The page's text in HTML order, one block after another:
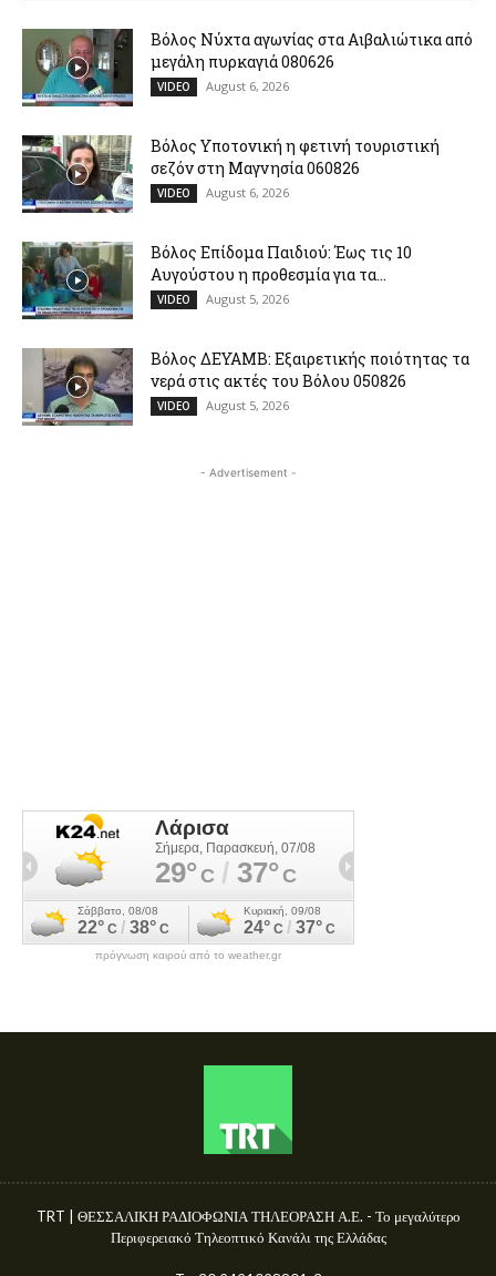
Βόλος Νύχτα αγωνίας στα Αιβαλιώτικα από
μεγάλη πυρκαγιά 080626
VIDEO August 6, 2026
Βόλος Υποτονική η φετινή τουριστική
σεζόν στη Μαγνησία 060826
VIDEO August 6, 2026
Βόλος Επίδομα Παιδιού: Έως τις 10
Αυγούστου η προθεσμία για τα...
VIDEO August 5, 2026
Βόλος ΔΕΥΑΜΒ: Εξαιρετικής ποιότητας τα
νερά στις ακτές του Βόλου 050826
VIDEO August 5, 2026
- Advertisement -
πρόγνωση καιρού από το weather.gr
TRT | ΘΕΣΣΑΛΙΚΗ ΡΑΔΙΟΦΩΝΙΑ ΤΗΛΕΟΡΑΣΗ Α.Ε. - Το μεγαλύτερο
Περιφερειακό Τηλεοπτικό Κανάλι της Ελλάδας